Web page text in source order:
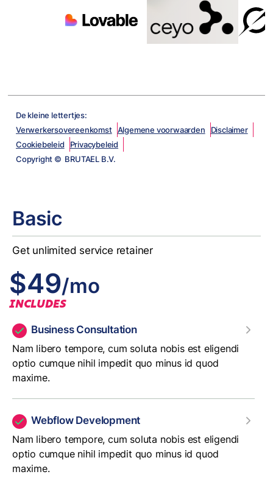
De kleine lettertjes:
Verwerkersovereenkomst Algemene voorwaarden
Disclaimer
Cookiebeleid
Privacybeleid
Copyright © BRUTAEL B.V.
Basic
Get unlimited service retainer
$49/mo
INCLUDES
Business Consultation
Nam libero tempore, cum soluta nobis est eligendi
optio cumque nihil impedit quo minus id quod
maxime.
Webflow Development
Nam libero tempore, cum soluta nobis est eligendi
optio cumque nihil impedit quo minus id quod
maxime.